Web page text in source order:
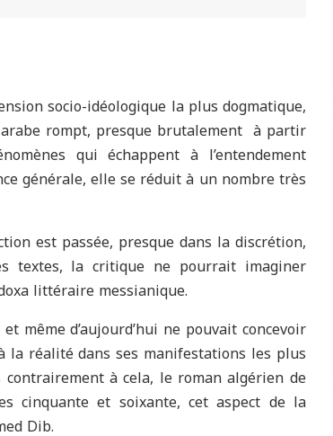
socio-idéologique la plus dogmatique,
rompt, presque brutalement à partir
qui échappent à l’entendement
générale, elle se réduit à un nombre très
est passée, presque dans la discrétion,
textes, la critique ne pourrait imaginer
littéraire messianique.
même d’aujourd’hui ne pouvait concevoir
réalité dans ses manifestations les plus
à cela, le roman algérien de
cinquante et soixante, cet aspect de la
Dib.